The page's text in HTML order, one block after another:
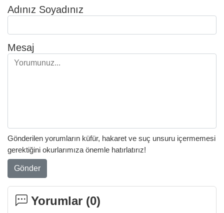
Adınız Soyadınız
Mesaj
Gönderilen yorumların küfür, hakaret ve suç unsuru içermemesi
gerektiğini okurlarımıza önemle hatırlatırız!
Gönder
Yorumlar (0)